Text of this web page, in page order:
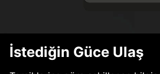
İstediğin Güce Ulaş